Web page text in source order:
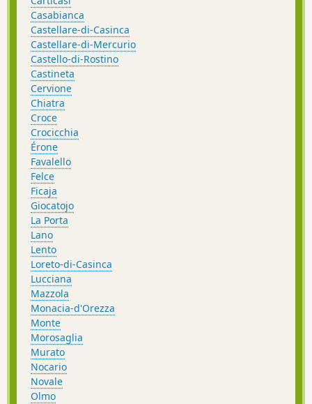
Casabianca
Castellare-di-Casinca
Castellare-di-Mercurio
Castello-di-Rostino
Castineta
Cervione
Chiatra
Croce
Crocicchia
Érone
Favalello
Felce
Ficaja
Giocatojo
La Porta
Lano
Lento
Loreto-di-Casinca
Lucciana
Mazzola
Monacia-d'Orezza
Monte
Morosaglia
Murato
Nocario
Novale
Olmo